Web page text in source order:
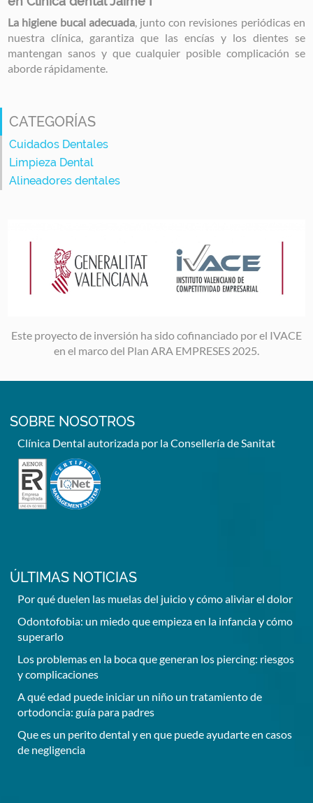
La higiene bucal adecuada, junto con revisiones periódicas en
nuestra clínica, garantiza que las encías y los dientes se
mantengan sanos y que cualquier posible complicación se
aborde rápidamente.
CATEGORÍAS
Cuidados Dentales
Limpieza Dental
Alineadores dentales
Este proyecto de inversión ha sido cofinanciado por el IVACE
en el marco del Plan ARA EMPRESES 2025.
SOBRE NOSOTROS
Clínica Dental autorizada por la Consellería de Sanitat
ÚLTIMAS NOTICIAS
Por qué duelen las muelas del juicio y cómo aliviar el dolor
Odontofobia: un miedo que empieza en la infancia y cómo
superarlo
Los problemas en la boca que generan los piercing: riesgos
y complicaciones
A qué edad puede iniciar un niño un tratamiento de
ortodoncia: guía para padres
Que es un perito dental y en que puede ayudarte en casos
de negligencia